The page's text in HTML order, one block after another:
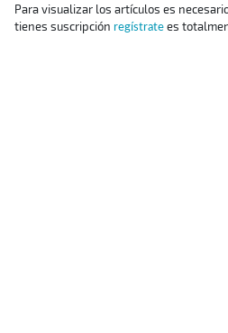
Para visualizar los artículos es
tienes suscripción regístrate es